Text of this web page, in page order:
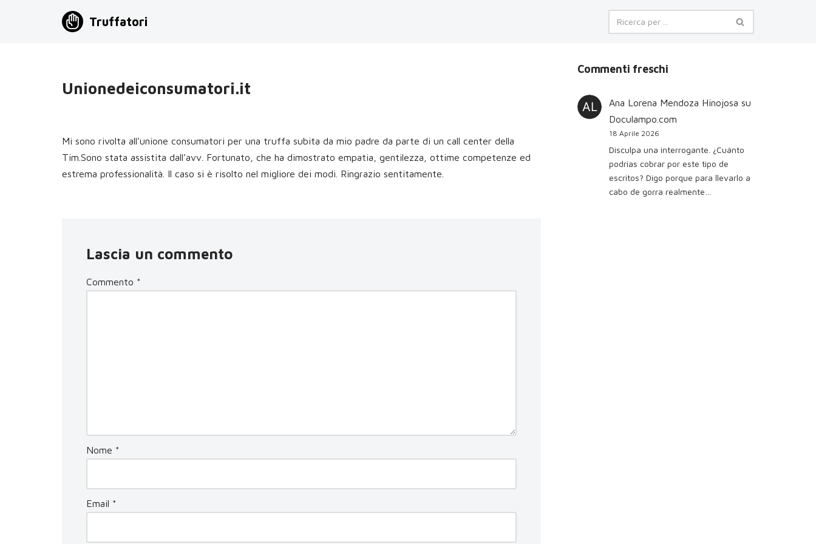
Truffatori
Unionedeiconsumatori.it
Mi sono rivolta all’unione consumatori per una truffa subita da mio padre da parte di un call center della
Tim.Sono stata assistita dall’avv. Fortunato, che ha dimostrato empatia, gentilezza, ottime competenze ed
estrema professionalità. Il caso si è risolto nel migliore dei modi. Ringrazio sentitamente.
Lascia un commento
Commento *
Nome *
Email *
Commenti freschi
Ana Lorena Mendoza Hinojosa su
Doculampo.com
18 Aprile 2026
Disculpa una interrogante. ¿Cuánto
podrías cobrar por este tipo de
escritos? Digo porque para llevarlo a
cabo de gorra realmente…